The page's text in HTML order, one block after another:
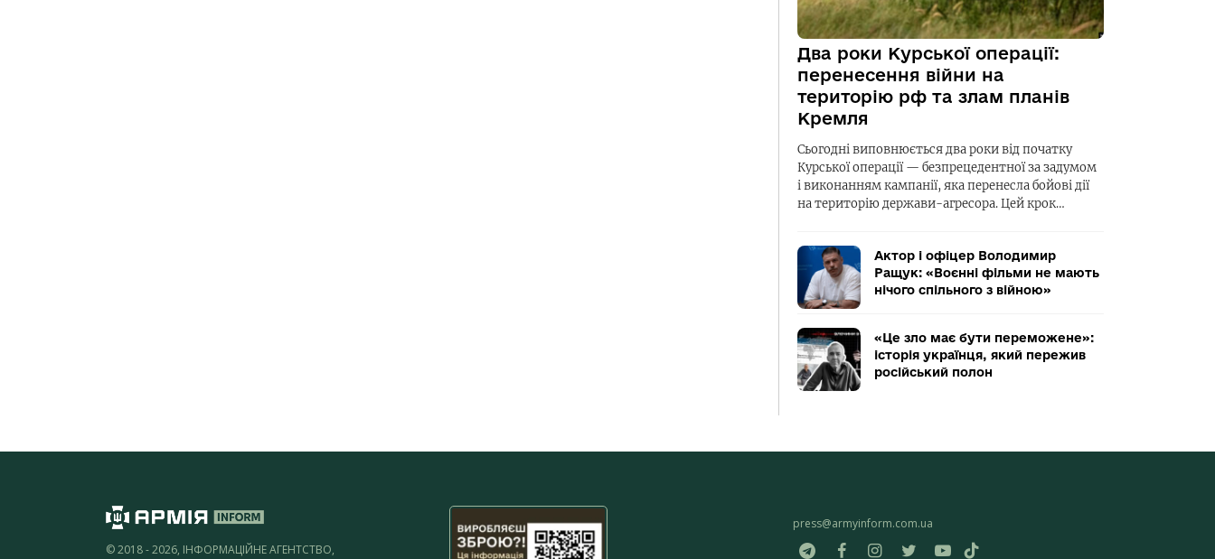
Два роки Курської операції:
перенесення війни на
територію рф та злам планів
Кремля
Сьогодні виповнюється два роки від початку
Курської операції — безпрецедентної за задумом
і виконанням кампанії, яка перенесла бойові дії
на територію держави-агресора. Цей крок…
Актор і офіцер Володимир
Ращук: «Воєнні фільми не мають
нічого спільного з війною»
«Це зло має бути переможене»:
історія українця, який пережив
російський полон
© 2018 - 2026, ІНФОРМАЦІЙНЕ АГЕНТСТВО,
press@armyinform.com.ua